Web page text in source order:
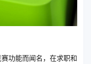
功能而闻名，在求职和